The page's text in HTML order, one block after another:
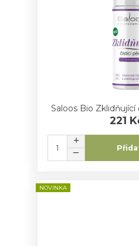
Saloos Bio Zklidňující
221
NOVINKA